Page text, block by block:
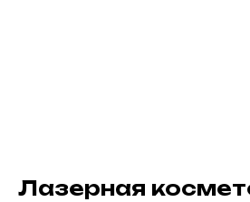
Лазерная